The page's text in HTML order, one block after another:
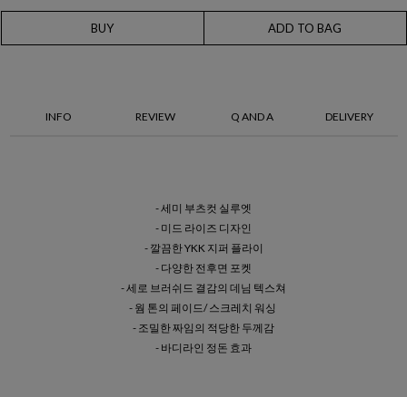
BUY ADD TO BAG
INFO REVIEW Q AND A DELIVERY
- 세미 부츠컷 실루엣
- 미드 라이즈 디자인
- 깔끔한 YKK 지퍼 플라이
- 다양한 전후면 포켓
- 세로 브러쉬드 결감의 데님 텍스쳐
- 웜 톤의 페이드/ 스크레치 워싱
- 조밀한 짜임의 적당한 두께감
- 바디라인 정돈 효과